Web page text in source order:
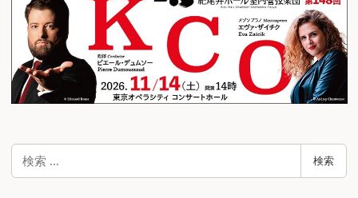
検
検索